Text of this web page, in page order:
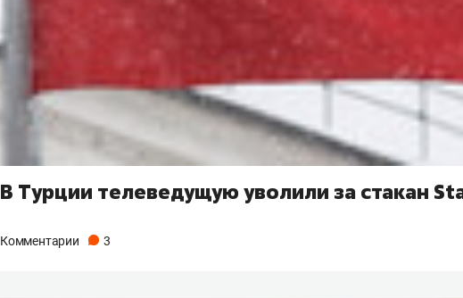
В Турции телеведущую уволили за стакан
Комментарии 3